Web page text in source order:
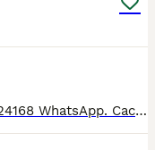
Teléfono para más información 615624168 WhatsApp. Cachorros maltipoo solo machos. Nuestra manera de trabajar siempre está basada en una cria y selección responsable respetando en todo momento el bienestar animal y criando a nuestros peques en un ambiente familiar. Se entregan con 60 dias en adelante desparasitados con cartilla y revisión veterinaria. Garantía sanitaria frente enfermedades viricas desde que salen de casa y durante el periodo de incubación. Entregamos en toda España, disponemos de transporte de mascotas legalizado, totalmente acondicionado y siempre bajo la supervision de profesionales.